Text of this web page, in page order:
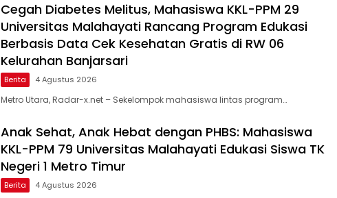
Cegah Diabetes Melitus, Mahasiswa KKL-PPM 29
Universitas Malahayati Rancang Program Edukasi
Berbasis Data Cek Kesehatan Gratis di RW 06
Kelurahan Banjarsari
Berita 4 Agustus 2026
Metro Utara, Radar-x.net – Sekelompok mahasiswa lintas program…
Anak Sehat, Anak Hebat dengan PHBS: Mahasiswa
KKL-PPM 79 Universitas Malahayati Edukasi Siswa TK
Negeri 1 Metro Timur
Berita 4 Agustus 2026